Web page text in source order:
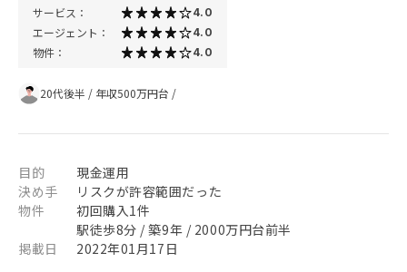
サービス： 4.0
エージェント： 4.0
物件： 4.0
20代後半 / 年収500万円台 /
目的
現金運用
決め手
リスクが許容範囲だった
物件
初回購入1件
駅徒歩8分 / 築9年 / 2000万円台前半
掲載日
2022年01月17日